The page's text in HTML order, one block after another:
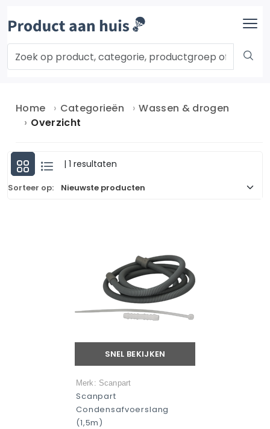
Home Categorieën
Wassen & drogen
Overzicht
| 1 resultaten
Sorteer op:
SNEL BEKIJKEN
Merk: Scanpart
Scanpart
Condensafvoerslang
(1,5m)